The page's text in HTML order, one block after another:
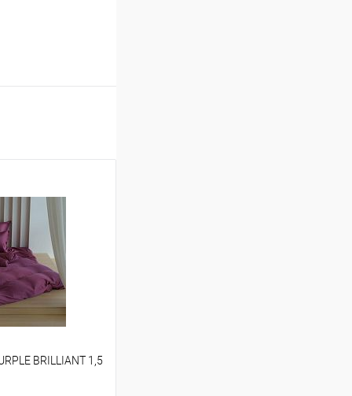
BRILLIANT 1,5